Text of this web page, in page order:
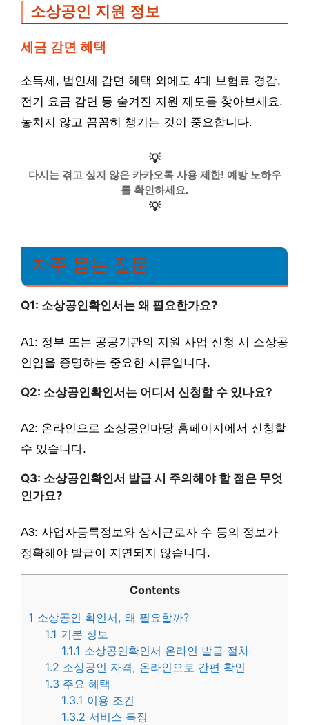
소상공인 지원 정보
세금 감면 혜택
소득세, 법인세 감면 혜택 외에도 4대 보험료 경감,
전기 요금 감면 등 숨겨진 지원 제도를 찾아보세요.
놓치지 않고 꼼꼼히 챙기는 것이 중요합니다.
💡
다시는 겪고 싶지 않은 카카오톡 사용 제한! 예방 노하우
를 확인하세요.
💡
자주 묻는 질문
Q1: 소상공인확인서는 왜 필요한가요?
A1: 정부 또는 공공기관의 지원 사업 신청 시 소상공
인임을 증명하는 중요한 서류입니다.
Q2: 소상공인확인서는 어디서 신청할 수 있나요?
A2: 온라인으로 소상공인마당 홈페이지에서 신청할
수 있습니다.
Q3: 소상공인확인서 발급 시 주의해야 할 점은 무엇
인가요?
A3: 사업자등록정보와 상시근로자 수 등의 정보가
정확해야 발급이 지연되지 않습니다.
Contents
1 소상공인 확인서, 왜 필요할까?
1.1 기본 정보
1.1.1 소상공인확인서 온라인 발급 절차
1.2 소상공인 자격, 온라인으로 간편 확인
1.3 주요 혜택
1.3.1 이용 조건
1.3.2 서비스 특징